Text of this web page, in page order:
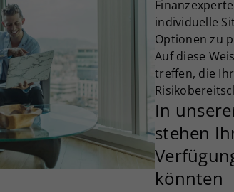
individuelle
Optionen zu
Auf diese
treffen, die
In
stehen
könnten